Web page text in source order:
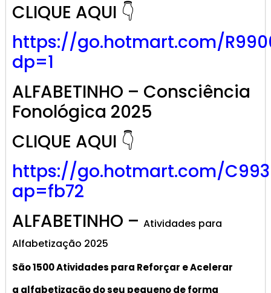
CLIQUE AQUI 👇
https://go.hotmart.com/
dp=1
ALFABETINHO – Consciência
Fonológica 2025
CLIQUE AQUI 👇
https://go.hotmart.com/
ap=fb72
ALFABETINHO – Atividades para
Alfabetização 2025
São 1500 Atividades para Reforçar e Acelerar
a alfabetizaçãodo seu pequeno de forma